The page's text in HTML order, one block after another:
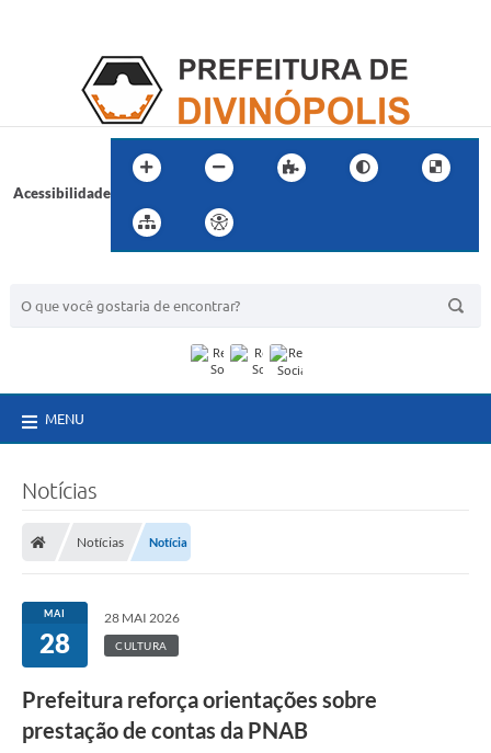
Acessibilidade
MENU
Notícias
Notícias Notícia
MAI
28
28 MAI 2026
CULTURA
Prefeitura reforça orientações sobre
prestação de contas da PNAB